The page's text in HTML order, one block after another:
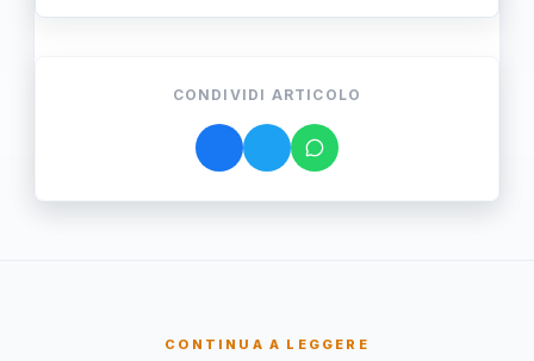
CONDIVIDI ARTICOLO
CONTINUA A LEGGERE